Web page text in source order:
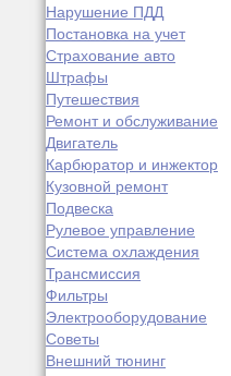
Нарушение ПДД
Постановка на учет
Страхование авто
Штрафы
Путешествия
Ремонт и обслуживание
Двигатель
Карбюратор и инжектор
Кузовной ремонт
Подвеска
Рулевое управление
Система охлаждения
Трансмиссия
Фильтры
Электрооборудование
Советы
Внешний тюнинг